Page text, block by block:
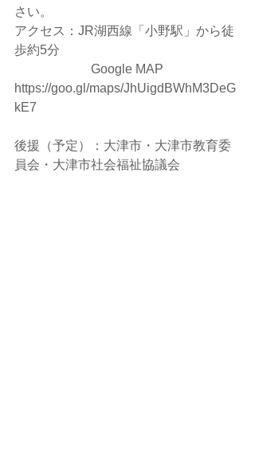
さい。
アクセス：JR湖西線「小野駅」から徒
歩約5分
Google MAP
https://goo.gl/maps/JhUigdBWhM3DeG
kE7
後援（予定）：大津市・大津市教育委
員会・大津市社会福祉協議会